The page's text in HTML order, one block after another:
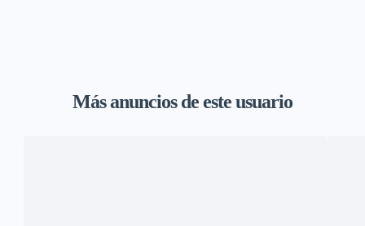
Más anuncios de este usuario